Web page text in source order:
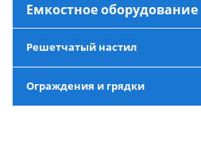
Емкостное оборудование
Решетчатый настил
Ограждения и грядки